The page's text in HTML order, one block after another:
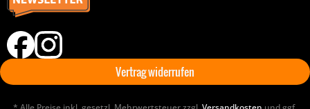
Vertrag widerrufen